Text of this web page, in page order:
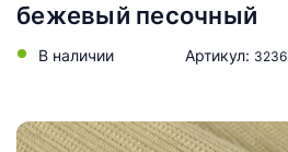
бежевый песочный
В наличии Артикул: 3236